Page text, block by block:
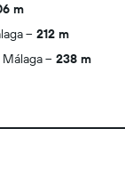
m
212 m
238 m